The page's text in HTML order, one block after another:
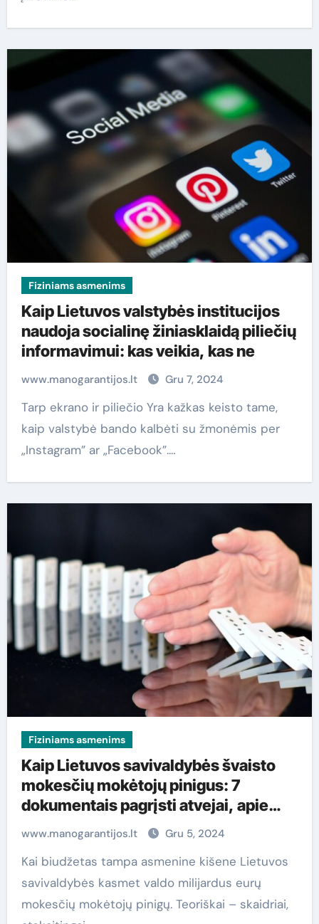
Fiziniams asmenims
Kaip Lietuvos valstybės institucijos
naudoja socialinę žiniasklaidą piliečių
informavimui: kas veikia, kas ne
www.manogarantijos.lt Gru 7, 2024
Tarp ekrano ir piliečio Yra kažkas keisto tame,
kaip valstybė bando kalbėti su žmonėmis per
„Instagram” ar „Facebook”.…
Fiziniams asmenims
Kaip Lietuvos savivaldybės švaisto
mokesčių mokėtojų pinigus: 7
dokumentais pagrįsti atvejai, apie
kuriuos valdžia tyliai nutyli
www.manogarantijos.lt Gru 5, 2024
Kai biudžetas tampa asmenine kišene Lietuvos
savivaldybės kasmet valdo milijardus eurų
mokesčių mokėtojų pinigų. Teoriškai – skaidriai,